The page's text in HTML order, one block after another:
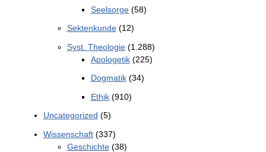
Seelsorge(58)
Sektenkunde(12)
Syst. Theologie(1.288)
Apologetik(225)
Dogmatik(34)
Ethik(910)
Uncategorized (5)
Wissenschaft(337)
Geschichte(38)